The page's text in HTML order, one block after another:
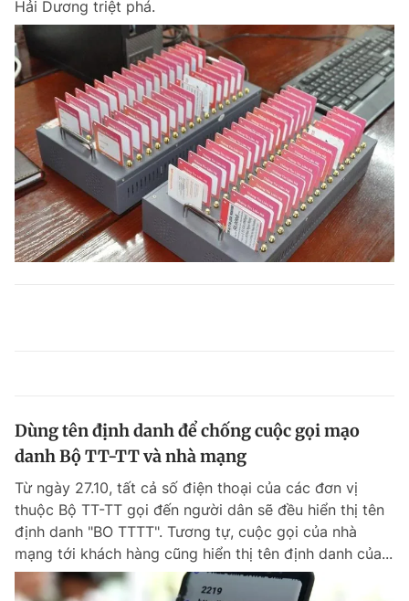
Hải Dương triệt phá.
Dùng tên định danh để chống cuộc gọi mạo
danh Bộ TT-TT và nhà mạng
Từ ngày 27.10, tất cả số điện thoại của các đơn vị
thuộc Bộ TT-TT gọi đến người dân sẽ đều hiển thị tên
định danh "BO TTTT". Tương tự, cuộc gọi của nhà
mạng tới khách hàng cũng hiển thị tên định danh của...